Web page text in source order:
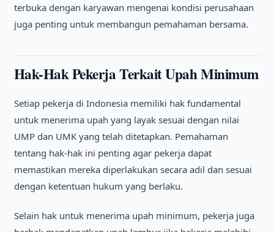
terbuka dengan karyawan mengenai kondisi perusahaan
juga penting untuk membangun pemahaman bersama.
Hak-Hak Pekerja Terkait Upah Minimum
Setiap pekerja di Indonesia memiliki hak fundamental
untuk menerima upah yang layak sesuai dengan nilai
UMP dan UMK yang telah ditetapkan. Pemahaman
tentang hak-hak ini penting agar pekerja dapat
memastikan mereka diperlakukan secara adil dan sesuai
dengan ketentuan hukum yang berlaku.
Selain hak untuk menerima upah minimum, pekerja juga